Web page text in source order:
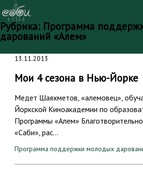
Рубрика: Программа
дарований «Алем»
13.11.2013
Мои 4 сезона в Нью-Йорке
Медет Шаяхметов, «алемовец»,
Йоркской Киноакадемии по
Программы «Алем»
«Саби», рас…
Программа поддержки молодых